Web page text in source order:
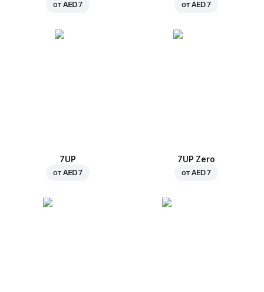
от AED 7 от AED 7
7UP
от AED 7
7UP Zero
от AED 7